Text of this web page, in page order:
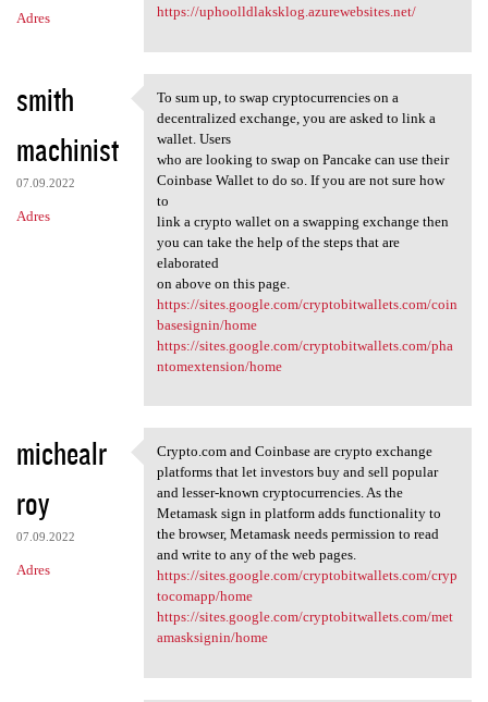
Adres
https://uphoolldlaksklog.azurewebsites.net/
smith
machinist
07.09.2022
Adres
To sum up, to swap
To sum up, to swap cryptocurrencies on a
decentralized exchange, you are asked to link a
wallet. Users
who are looking to swap on Pancake can use their
Coinbase Wallet to do so. If you are not sure how
to
link a crypto wallet on a swapping exchange then
you can take the help of the steps that are
elaborated
on above on this page.
https://sites.google.com/cryptobitwallets.com/coin
basesignin/home
https://sites.google.com/cryptobitwallets.com/pha
ntomextension/home
michealr
roy
07.09.2022
Adres
Crypto.com and Coinbase are
Crypto.com and Coinbase are crypto exchange
platforms that let investors buy and sell popular
and lesser-known cryptocurrencies. As the
Metamask sign in platform adds functionality to
the browser, Metamask needs permission to read
and write to any of the web pages.
https://sites.google.com/cryptobitwallets.com/cryp
tocomapp/home
https://sites.google.com/cryptobitwallets.com/met
amasksignin/home